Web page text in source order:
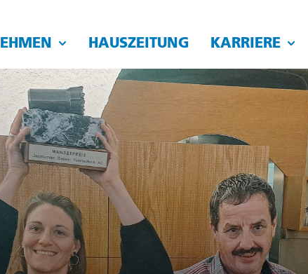
HAUSZEITUNG KARRIERE